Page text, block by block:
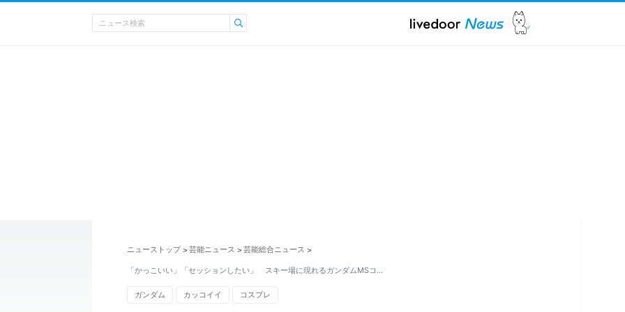
ニューストップ > 芸能ニュース > 芸能総合ニュース >
「かっこいい」「セッションしたい」 スキー場に現れるガンダムMSコ…
ガンダム カッコイイ コスプレ